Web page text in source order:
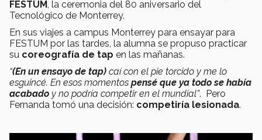
FESTUM , la ceremonia del 80 aniversario del
Tecnológico de Monterrey.
En sus viajes a campus Monterrey para ensayar para
FESTUM por las tardes, la alumna se propuso practicar
su coreografía de tap en las mañanas.
“(En un ensayo de tap) caí con el pie torcido y me lo
esguincé. En esos momentos pensé que ya todo se había
acabado y no podría competir en el mundial”. Pero
Fernanda tomó una decisión: competiría lesionada.